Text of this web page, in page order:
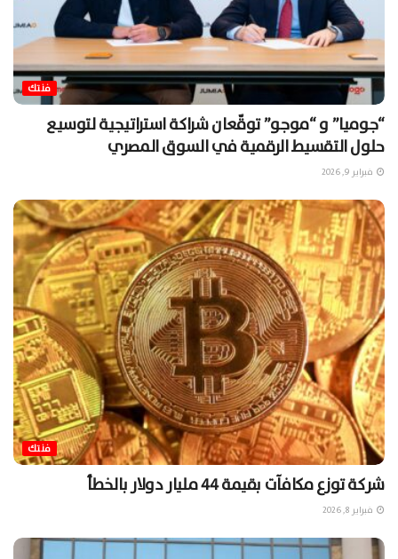
فنتك
“جوميا” و “موجو” توقّعان شراكة استراتيجية لتوسيع
حلول التقسيط الرقمية في السوق المصري
فبراير 9, 2026
فنتك
شركة توزع مكافآت بقيمة 44 مليار دولار بالخطأ
فبراير 8, 2026